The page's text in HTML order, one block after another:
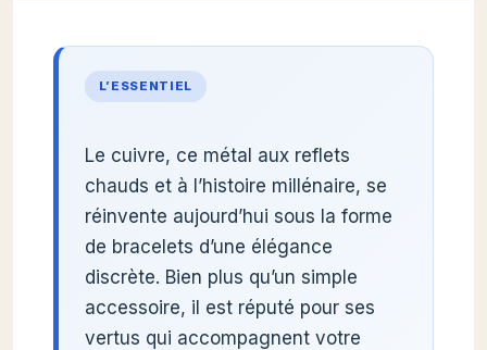
L’ESSENTIEL
Le cuivre, ce métal aux reflets
chauds et à l’histoire millénaire, se
réinvente aujourd’hui sous la forme
de bracelets d’une élégance
discrète. Bien plus qu’un simple
accessoire, il est réputé pour ses
vertus qui accompagnent votre